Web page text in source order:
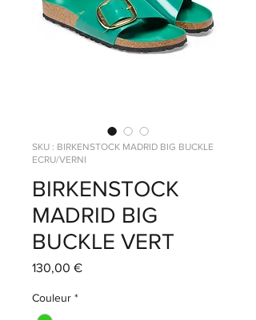
SKU : BIRKENSTOCK MADRID BIG BUCKLE
ECRU/VERNI
BIRKENSTOCK
MADRID BIG
BUCKLE VERT
130,00 €Prix
Couleur *